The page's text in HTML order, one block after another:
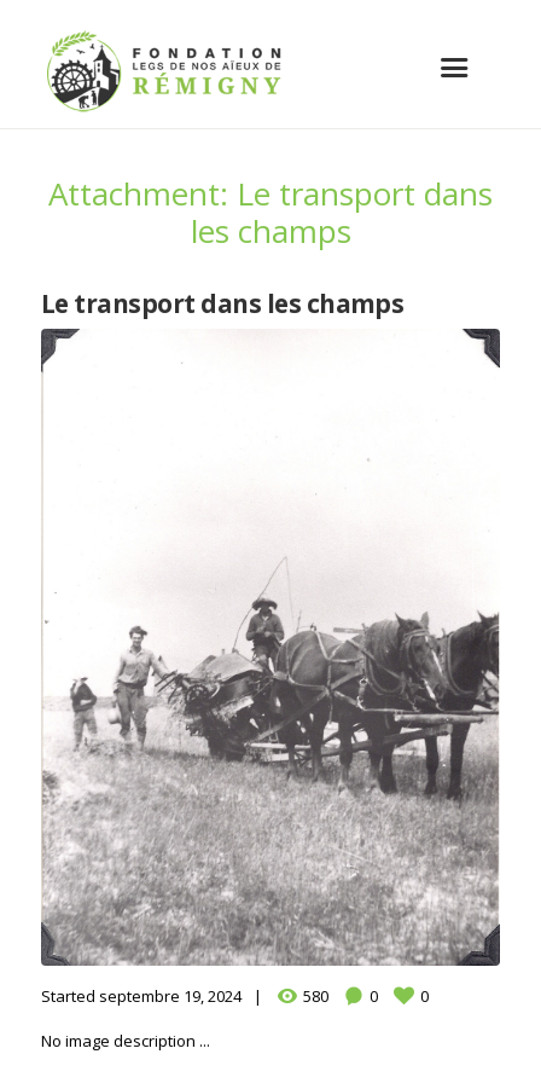
Attachment: Le transport dans
les champs
Le transport dans les champs
Started septembre 19, 2024 580 0 0
No image description ...